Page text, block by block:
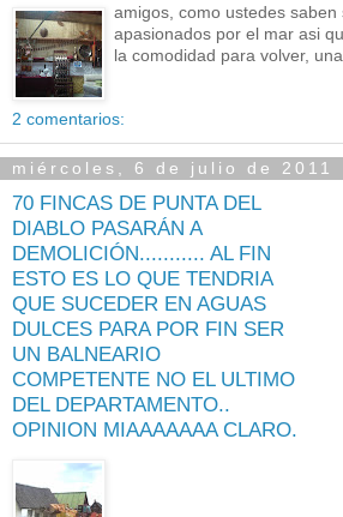
amigos, como ustedes saben
apasionados por el mar asi
la comodidad para volver,
2 comentarios:
miércoles, 6 de julio de 2011
70 FINCAS DE PUNTA DEL
DIABLO PASARÁN A
DEMOLICIÓN........... AL FIN
ESTO ES LO QUE TENDRIA
QUE SUCEDER EN AGUAS
DULCES PARA POR FIN SER
UN BALNEARIO
COMPETENTE NO EL ULTIMO
DEL DEPARTAMENTO..
OPINION MIAAAAAAA CLARO.